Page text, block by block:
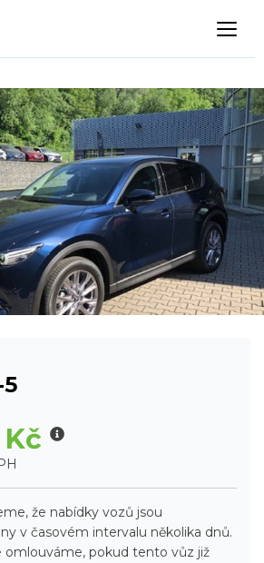
že nabídky vozů jsou
v časovém intervalu několika dnů.
omlouváme, pokud tento vůz již